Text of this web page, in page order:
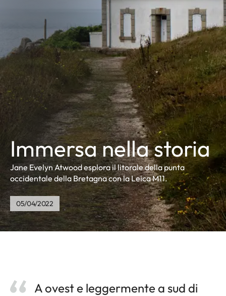
Immersa nella storia
Jane Evelyn Atwood esplora il litorale della punta
occidentale della Bretagna con la Leica M11.
05/04/2022
A ovest e leggermente a sud di